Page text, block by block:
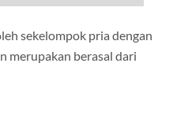
sekelompok pria dengan
merupakan berasal dari